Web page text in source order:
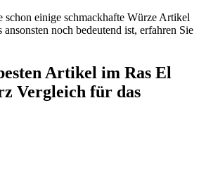
einige schmackhafte Würze Artikel
noch bedeutend ist, erfahren Sie
Artikel im Ras El
Vergleich für das